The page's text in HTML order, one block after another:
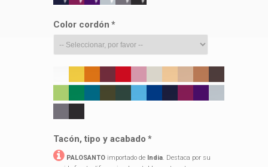
Color cordón *
Tacón, tipo y acabado *
PALOSANTO importado de India. Destaca por su